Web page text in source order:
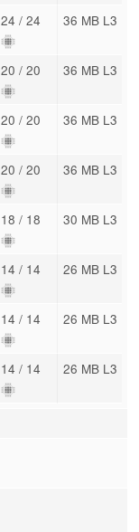
24 / 24 36 MB L3
20 / 20 36 MB L3
20 / 20 36 MB L3
20 / 20 36 MB L3
18 / 18 30 MB L3
14 / 14 26 MB L3
14 / 14 26 MB L3
14 / 14 26 MB L3